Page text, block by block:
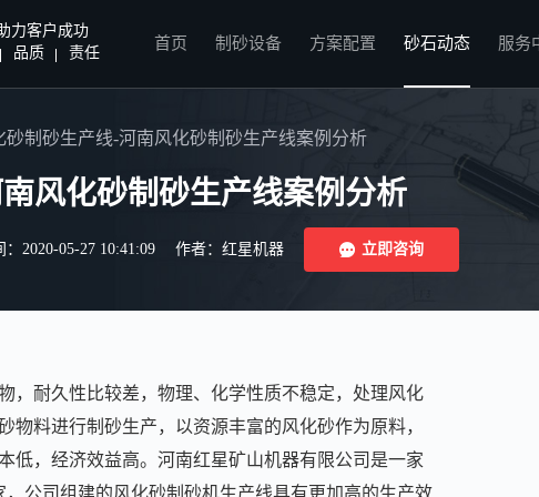
力客户成功
品质 责任
首页 制砂设备 方案配置 砂石动态 服务
砂制砂生产线-河南风化砂制砂生产线案例分析
风化砂制砂生产线案例分析
：2020-05-27 10:41:09 作者：红星机器 立即咨询
，耐久性比较差，物理、化学性质不稳定，处理风化
物料进行制砂生产，以资源丰富的风化砂作为原料，
低，经济效益高。河南红星矿山机器有限公司是一家
，公司组建的风化砂制砂机生产线具有更加高的生产效